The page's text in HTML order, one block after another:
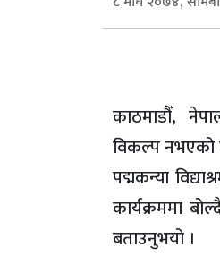
काठमाडौँ,
विकल्प नभएको
पद्मकन्या
कार्यक्रममा
बताउनुभयो ।